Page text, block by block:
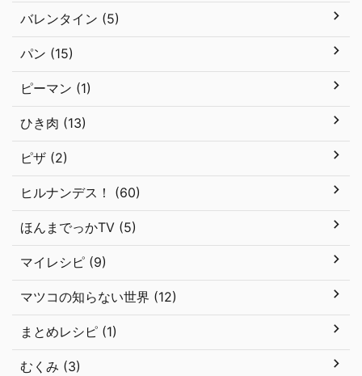
バレンタイン (5)
パン (15)
ピーマン (1)
ひき肉 (13)
ピザ (2)
ヒルナンデス！ (60)
ほんまでっかTV (5)
マイレシピ (9)
マツコの知らない世界 (12)
まとめレシピ (1)
むくみ (3)